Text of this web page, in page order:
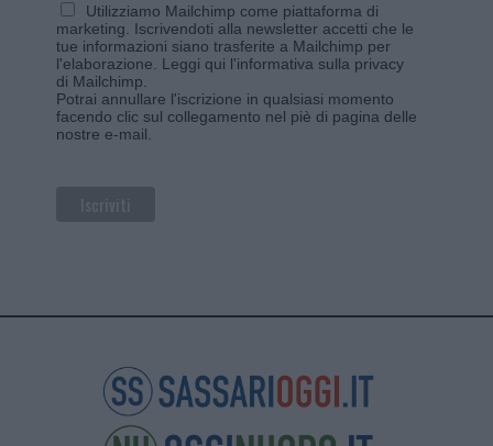
Utilizziamo Mailchimp come piattaforma di
marketing. Iscrivendoti alla newsletter accetti che le
tue informazioni siano trasferite a Mailchimp per
l'elaborazione. Leggi qui l'informativa sulla privacy
di Mailchimp
Potrai annullare l'iscrizione in qualsiasi momento
facendo clic sul collegamento nel piè di pagina delle
nostre e-mail.